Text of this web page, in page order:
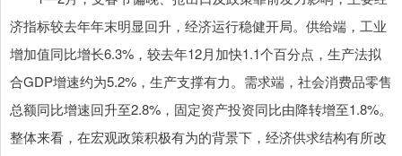
济指标较去年年末明显回升，经济运行稳健开局。供给端，工业
增加值同比增长6.3%，较去年12月加快1.1个百分点，生产法拟
合GDP增速约为5.2%，生产支撑有力。需求端，社会消费品零售
总额同比增速回升至2.8%，固定资产投资同比由降转增至1.8%。
整体来看，在宏观政策积极有为的背景下，经济供求结构有所改